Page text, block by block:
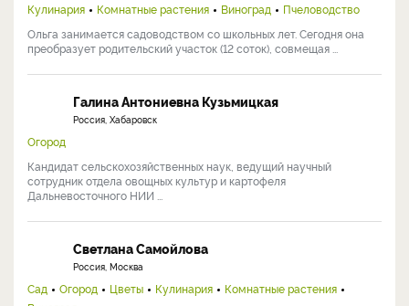
Кулинария
Комнатные растения Виноград
Пчеловодство
Ольга занимается садоводством со школьных лет. Сегодня она
преобразует родительский участок (12 соток), совмещая ...
Галина Антониевна Кузьмицкая
Россия, Хабаровск
Огород
Кандидат сельскохозяйственных наук, ведущий научный
сотрудник отдела овощных культур и картофеля
Дальневосточного НИИ ...
Светлана Самойлова
Россия, Москва
Сад Огород Цветы Кулинария
Комнатные растения